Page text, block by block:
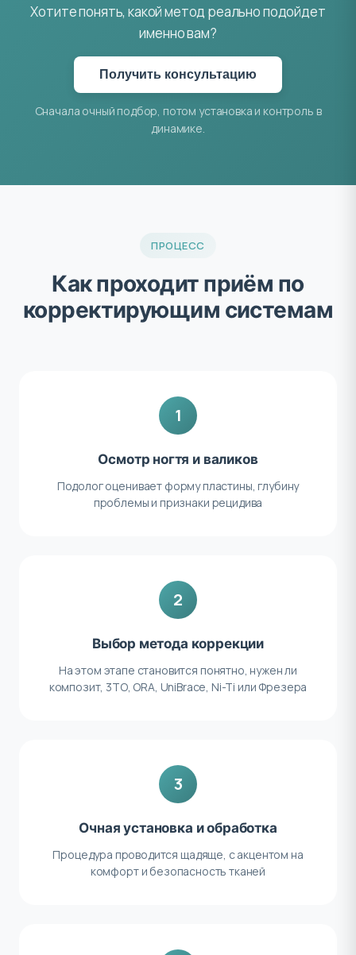
Хотите понять, какой метод реально подойдет
именно вам?
Получить консультацию
Сначала очный подбор, потом установка и контроль в
динамике.
ПРОЦЕСС
Как проходит приём по
корректирующим системам
1
Осмотр ногтя и валиков
Подолог оценивает форму пластины, глубину
проблемы и признаки рецидива
2
Выбор метода коррекции
На этом этапе становится понятно, нужен ли
композит, 3ТО, ORA, UniBrace, Ni-Ti или Фрезера
3
Очная установка и обработка
Процедура проводится щадяще, с акцентом на
комфорт и безопасность тканей